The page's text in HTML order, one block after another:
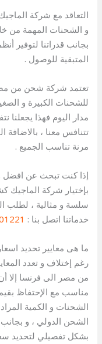
التعاقد مع شركة
و الشحنات المهمة من
بجانب قدراتنا لتوفير
المتبقية للوصول .
تعتمد شركة شحن من
للشحنات الكبيرة و
مدار اليوم فهذا
تتنافس معنا ،
مرنة تناسب الجميع .
إذا كنت تبحث عن
بإختيار شركة الماجيك
سلسة و مثالية ، لطلب
خدماتنا اتصل بنا :
ما هى معايير تحديد
رغم إختلاف و تعدد
من مصر الى فرنسا إلا
مناسب مع الإحتفاظ
الشحنات و الكمية
الشحن الدولي ، و
بشكل تفصيلي لتحديد